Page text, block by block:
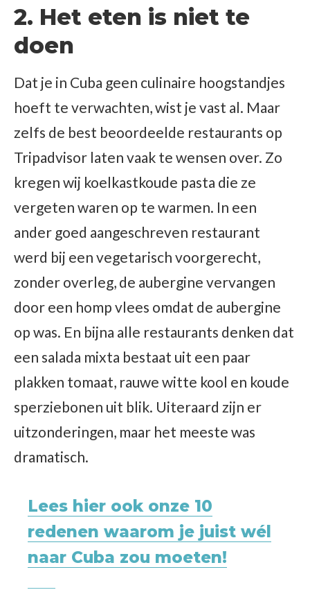
2. Het eten is niet te
doen
Dat je in Cuba geen culinaire hoogstandjes
hoeft te verwachten, wist je vast al. Maar
zelfs de best beoordeelde restaurants op
Tripadvisor laten vaak te wensen over. Zo
kregen wij koelkastkoude pasta die ze
vergeten waren op te warmen. In een
ander goed aangeschreven restaurant
werd bij een vegetarisch voorgerecht,
zonder overleg, de aubergine vervangen
door een homp vlees omdat de aubergine
op was. En bijna alle restaurants denken dat
een salada mixta bestaat uit een paar
plakken tomaat, rauwe witte kool en koude
sperziebonen uit blik. Uiteraard zijn er
uitzonderingen, maar het meeste was
dramatisch.
Lees hier ook onze 10
redenen waarom je juist wél
naar Cuba zou moeten!